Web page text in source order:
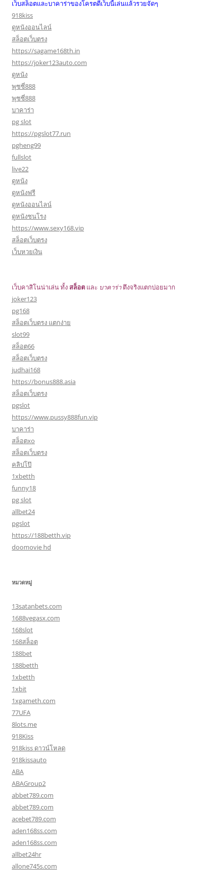
เว็บสล็อตและบาคาร่าของโครตดีเว็บนี้เล่นแล้วรวยจัดๆ
918kiss
ดูหนังออนไลน์
สล็อตเว็บตรง
https://sagame168th.in
https://joker123auto.com
ดูหนัง
พุซซี่888
พุซซี่888
บาคาร่า
pg slot
https://pgslot77.run
pgheng99
fullslot
live22
ดูหนัง
ดูหนังฟรี
ดูหนังออนไลน์
ดูหนังชนโรง
https://www.sexy168.vip
สล็อตเว็บตรง
เว็บหวยเงิน
เว็บคาสิโนน่าเล่น ทั้งสล็อต และ บาคาร่าตึงจริงแตกบ่อยมาก
joker123
pg168
สล็อตเว็บตรง แตกง่าย
slot99
สล็อต66
สล็อตเว็บตรง
judhai168
https://bonus888.asia
สล็อตเว็บตรง
pgslot
https://www.pussy888fun.vip
บาคาร่า
สล็อตxo
สล็อตเว็บตรง
คลิปโป๊
1xbetth
funny18
pg slot
allbet24
pgslot
https://188betth.vip
doomovie hd
หมวดหมู่
13satanbets.com
1688vegasx.com
168slot
168สล็อต
188bet
188betth
1xbetth
1xbit
1xgameth.com
77UFA
8lots.me
918Kiss
918kiss ดาวน์โหลด
918kissauto
ABA
ABAGroup2
abbet789.com
abbet789.com
acebet789.com
aden168ss.com
aden168ss.com
allbet24hr
allone745s.com